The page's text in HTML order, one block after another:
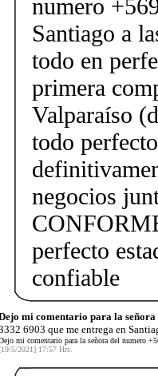
numero
Santiago a
todo en
primera
Valparaíso
todo
negocios
perfecto
confiable
mi comentario para la
6903 que me entrega en
mi comentario para la señora del numero
5/2021] 17:57 Hrs.